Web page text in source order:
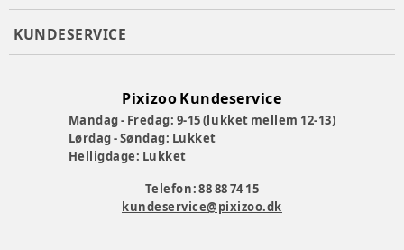
KUNDESERVICE
Pixizoo Kundeservice
Mandag - Fredag: 9-15 (lukket mellem 12-13)
Lørdag - Søndag: Lukket
Helligdage: Lukket
Telefon: 88 88 74 15
kundeservice@pixizoo.dk